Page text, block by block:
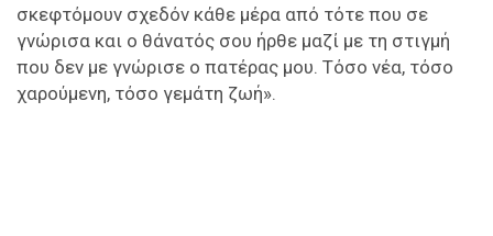
σκεφτόμουν σχεδόν κάθε μέρα από τότε που σε
γνώρισα και ο θάνατός σου ήρθε μαζί με τη στιγμή
που δεν με γνώρισε ο πατέρας μου. Τόσο νέα, τόσο
χαρούμενη, τόσο γεμάτη ζωή».